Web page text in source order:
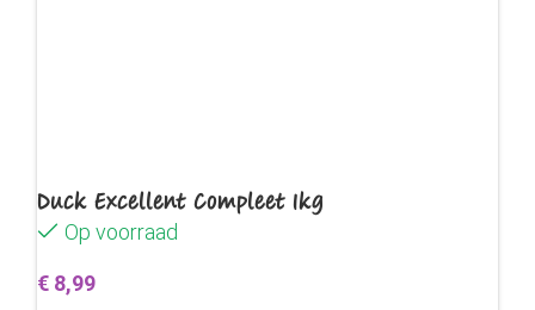
Duck Excellent Compleet 1kg
Op voorraad
€ 8,99